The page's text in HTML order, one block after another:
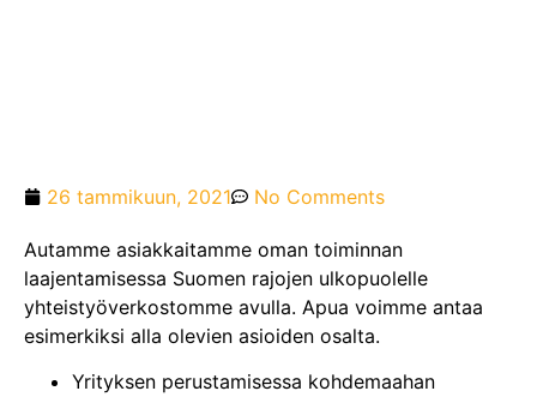
26 tammikuun, 2021 No Comments
Autamme asiakkaitamme oman toiminnan
laajentamisessa Suomen rajojen ulkopuolelle
yhteistyöverkostomme avulla. Apua voimme antaa
esimerkiksi alla olevien asioiden osalta.
Yrityksen perustamisessa kohdemaahan